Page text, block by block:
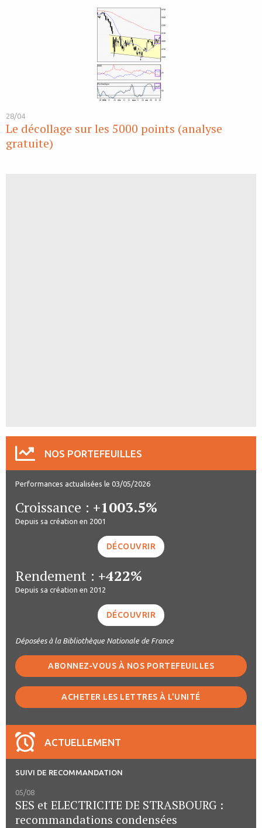
28/04
Le décollage sur les 5000 points (analyse
gratuite)
NOS PORTEFEUILLES
Performances actualisées le 03/05/2026
Croissance : +1003.5%
Depuis sa création en 2001
DÉCOUVRIR
Rendement : +422%
Depuis sa création en 2012
DÉCOUVRIR
Déposées à la Bibliothèque Nationale de France
ABONNEZ-VOUS À NOS PORTEFEUILLES
ACHETER LES LETTRES À L'UNITÉ
ACTUELLEMENT
SUIVI DE RECOMMANDATION
05/08
SES et ELECTRICITE DE STRASBOURG :
recommandations condensées